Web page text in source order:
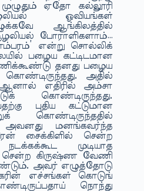
ஏதோ கல்லூரி
ஓவியங்கள்
ஆங்கிலத்தில்
போராளிகளாம்…
என்று சொல்லிக்
பழைய கட்டிடமான
தனது பழைய
அதில்
ஆனால் எதிரில் அம்சா
கொண்டிருந்தது.
புதிய கட்டுமான
கொண்டிருந்ததில்
மனங்கவர்ந்த
சைக்கிளில் சென்ற
முடியாத
சென்ற கிருஷ்ண வேணி
அவர் எழுத்தோடு
எச்சங்கள் கொடுங்
நொந்து